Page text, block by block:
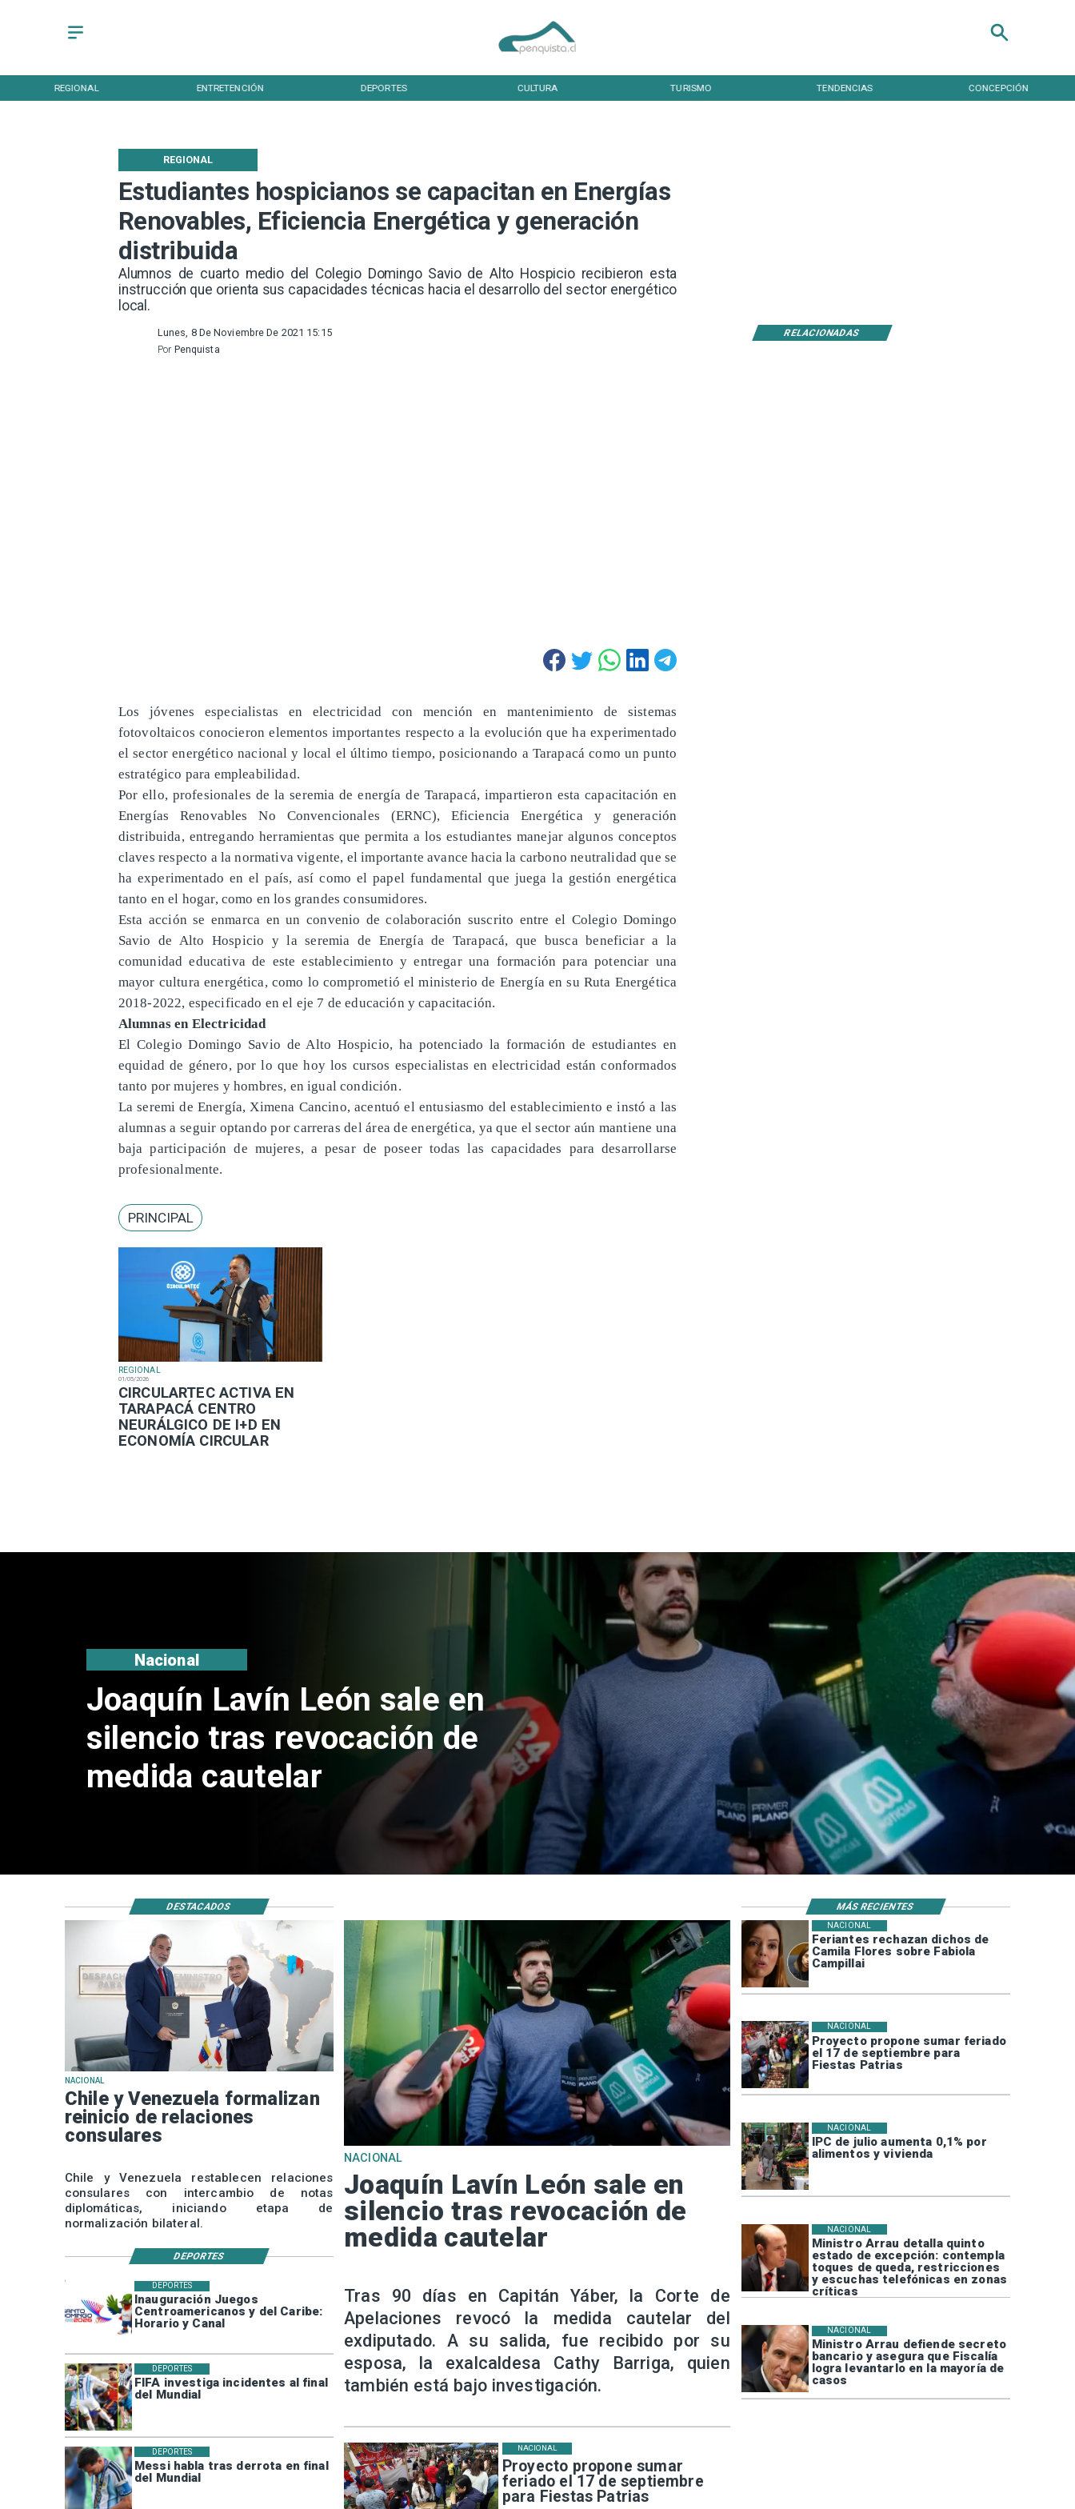
REGIONAL ENTRETENCIÓN DEPORTES CULTURA TURISMO TENDENCIAS CONCEPCIÓN
Estudiantes hospicianos se capacitan en Energías
Renovables, Eficiencia Energética y generación
distribuida
Alumnos de cuarto medio del Colegio Domingo Savio de Alto Hospicio recibieron esta
instrucción que orienta sus capacidades técnicas hacia el desarrollo del sector energético
local.
REGIONAL
RELACIONADAS
Lunes, 8 De Noviembre De 2021 15:15
Penquista
Por
REGIONAL
01/05/2026
​CIRCULARTEC ACTIVA EN
TARAPACÁ CENTRO
NEURÁLGICO DE I+D EN
ECONOMÍA CIRCULAR
Los jóvenes especialistas en electricidad con mención en mantenimiento de sistemas
fotovoltaicos conocieron elementos importantes respecto a la evolución que ha experimentado
el sector energético nacional y local el último tiempo, posicionando a Tarapacá como un punto
estratégico para empleabilidad.
Por ello, profesionales de la seremia de energía de Tarapacá, impartieron esta capacitación en
Energías Renovables No Convencionales (ERNC), Eficiencia Energética y generación
distribuida, entregando herramientas que permita a los estudiantes manejar algunos conceptos
claves respecto a la normativa vigente, el importante avance hacia la carbono neutralidad que se
ha experimentado en el país, así como el papel fundamental que juega la gestión energética
tanto en el hogar, como en los grandes consumidores.
Esta acción se enmarca en un convenio de colaboración suscrito entre el Colegio Domingo
Savio de Alto Hospicio y la seremia de Energía de Tarapacá, que busca beneficiar a la
comunidad educativa de este establecimiento y entregar una formación para potenciar una
mayor cultura energética, como lo comprometió el ministerio de Energía en su Ruta Energética
2018-2022, especificado en el eje 7 de educación y capacitación.
Alumnas en Electricidad
El Colegio Domingo Savio de Alto Hospicio, ha potenciado la formación de estudiantes en
equidad de género, por lo que hoy los cursos especialistas en electricidad están conformados
tanto por mujeres y hombres, en igual condición.
La seremi de Energía, Ximena Cancino, acentuó el entusiasmo del establecimiento e instó a las
alumnas a seguir optando por carreras del área de energética, ya que el sector aún mantiene una
baja participación de mujeres, a pesar de poseer todas las capacidades para desarrollarse
profesionalmente.
PRINCIPAL
Chile y Venezuela formalizan
reinicio de relaciones
consulares
Nacional
Feriantes rechazan dichos de
Camila Flores sobre Fabiola
Campillai
NACIONAL
Proyecto propone sumar feriado
el 17 de septiembre para
Fiestas Patrias
NACIONAL
IPC de julio aumenta 0,1% por
alimentos y vivienda
NACIONAL
Ministro Arrau detalla quinto
estado de excepción: contempla
toques de queda, restricciones
y escuchas telefónicas en zonas
críticas
NACIONAL
Ministro Arrau defiende secreto
bancario y asegura que Fiscalía
logra levantarlo en la mayoría de
casos
NACIONAL
Inauguración Juegos
Centroamericanos y del Caribe:
Horario y Canal
DEPORTES
FIFA investiga incidentes al final
del Mundial
DEPORTES
Messi habla tras derrota en final
del Mundial
DEPORTES
Proyecto propone sumar
feriado el 17 de septiembre
para Fiestas Patrias
NACIONAL
NACIONAL
Chile y Venezuela formalizan
reinicio de relaciones
consulares
Chile y Venezuela restablecen relaciones
consulares con intercambio de notas
diplomáticas, iniciando etapa de
normalización bilateral.
NACIONAL
Joaquín Lavín León sale en
silencio tras revocación de
medida cautelar
Tras 90 días en Capitán Yáber, la Corte de
Apelaciones revocó la medida cautelar del
exdiputado. A su salida, fue recibido por su
esposa, la exalcaldesa Cathy Barriga, quien
también está bajo investigación.
DESTACADOS MÁS RECIENTES
DEPORTES